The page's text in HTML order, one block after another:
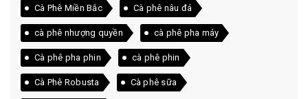
Cà Phê Miền Bắc Cà phê nâu đá
cà phê nhượng quyền cà phê pha máy
Cà phê pha phin cà phê phin
Cà Phê Robusta Cà phê sữa